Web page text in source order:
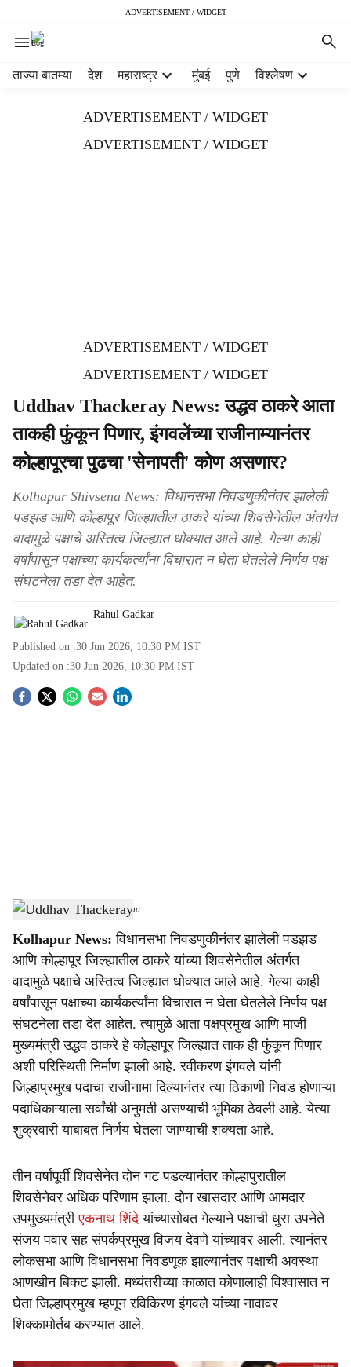
ADVERTISEMENT / WIDGET
ताज्या बातम्या देश महाराष्ट्र मुंबई पुणे विश्लेषण
ADVERTISEMENT / WIDGET
ADVERTISEMENT / WIDGET
ADVERTISEMENT / WIDGET
ADVERTISEMENT / WIDGET
Uddhav Thackeray News: उद्धव ठाकरे आता
ताकही फुंकून पिणार, इंगवलेंच्या राजीनाम्यानंतर
कोल्हापूरचा पुढचा 'सेनापती' कोण असणार?
Kolhapur Shivsena News: विधानसभा निवडणुकीनंतर झालेली
पडझड आणि कोल्हापूर जिल्ह्यातील ठाकरे यांच्या शिवसेनेतील अंतर्गत
वादामुळे पक्षाचे अस्तित्व जिल्ह्यात धोक्यात आले आहे. गेल्या काही
वर्षांपासून पक्षाच्या कार्यकर्त्यांना विचारात न घेता घेतलेले निर्णय पक्ष
संघटनेला तडा देत आहेत.
Rahul Gadkar
Published on :30 Jun 2026, 10:30 PM IST
Updated on :30 Jun 2026, 10:30 PM IST
S
a
r
e
Uddhav Thackeray -Sarkarnama
Kolhapur News: विधानसभा निवडणुकीनंतर झालेली पडझड
आणि कोल्हापूर जिल्ह्यातील ठाकरे यांच्या शिवसेनेतील अंतर्गत
वादामुळे पक्षाचे अस्तित्व जिल्ह्यात धोक्यात आले आहे. गेल्या काही
वर्षांपासून पक्षाच्या कार्यकर्त्यांना विचारात न घेता घेतलेले निर्णय पक्ष
संघटनेला तडा देत आहेत. त्यामुळे आता पक्षप्रमुख आणि माजी
मुख्यमंत्री उद्धव ठाकरे हे कोल्हापूर जिल्ह्यात ताक ही फुंकून पिणार
अशी परिस्थिती निर्माण झाली आहे. रवीकरण इंगवले यांनी
जिल्हाप्रमुख पदाचा राजीनामा दिल्यानंतर त्या ठिकाणी निवड होणाऱ्या
पदाधिकाऱ्याला सर्वांची अनुमती असण्याची भूमिका ठेवली आहे. येत्या
शुक्रवारी याबाबत निर्णय घेतला जाण्याची शक्यता आहे.
तीन वर्षांपूर्वी शिवसेनेत दोन गट पडल्यानंतर कोल्हापुरातील
शिवसेनेवर अधिक परिणाम झाला. दोन खासदार आणि आमदार
उपमुख्यमंत्रीएकनाथ शिंदेयांच्यासोबत गेल्याने पक्षाची धुरा उपनेते
संजय पवार सह संपर्कप्रमुख विजय देवणे यांच्यावर आली. त्यानंतर
लोकसभा आणि विधानसभा निवडणूक झाल्यानंतर पक्षाची अवस्था
आणखीन बिकट झाली. मध्यंतरीच्या काळात कोणालाही विश्वासात न
घेता जिल्हाप्रमुख म्हणून रविकिरण इंगवले यांच्या नावावर
शिक्कामोर्तब करण्यात आले.